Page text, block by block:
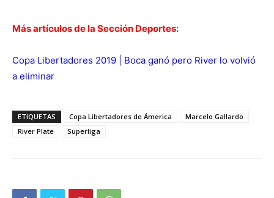
Más artículos de la Sección Deportes:
Copa Libertadores 2019 | Boca ganó pero River lo volvió
a eliminar
ETIQUETAS Copa Libertadores de Ámerica
Marcelo Gallardo
River Plate
Superliga